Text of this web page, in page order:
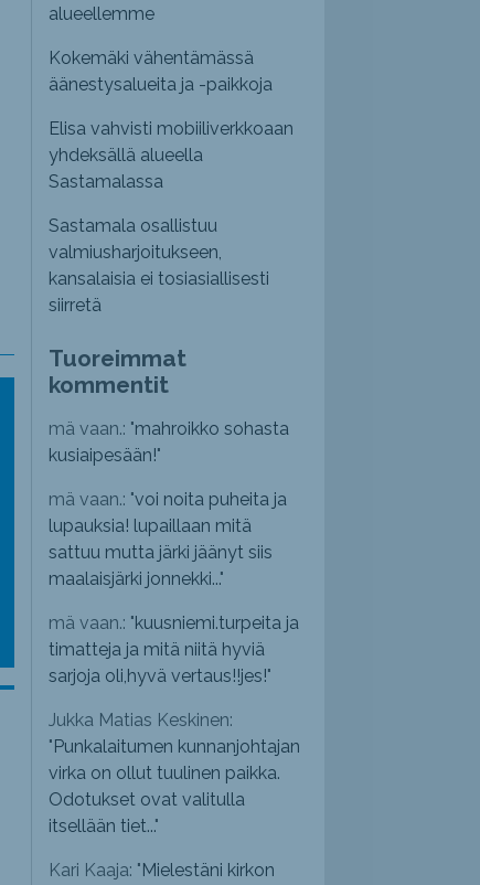
alueellemme
Kokemäki vähentämässä
äänestysalueita ja -paikkoja
Elisa vahvisti mobiiliverkkoaan
yhdeksällä alueella
Sastamalassa
Sastamala osallistuu
valmiusharjoitukseen,
kansalaisia ei tosiasiallisesti
siirretä
Tuoreimmat
kommentit
mä vaan.: "mahroikko sohasta
kusiaipesään!"
mä vaan.: "voi noita puheita ja
lupauksia! lupaillaan mitä
sattuu mutta järki jäänyt siis
maalaisjärki jonnekki..."
mä vaan.: "kuusniemi.turpeita ja
timatteja ja mitä niitä hyviä
sarjoja oli,hyvä vertaus!!jes!"
Jukka Matias Keskinen:
" Punkalaitumen kunnanjohtajan
virka on ollut tuulinen paikka.
Odotukset ovat valitulla
itsellään tiet..."
Kari Kaaja: " Mielestäni kirkon